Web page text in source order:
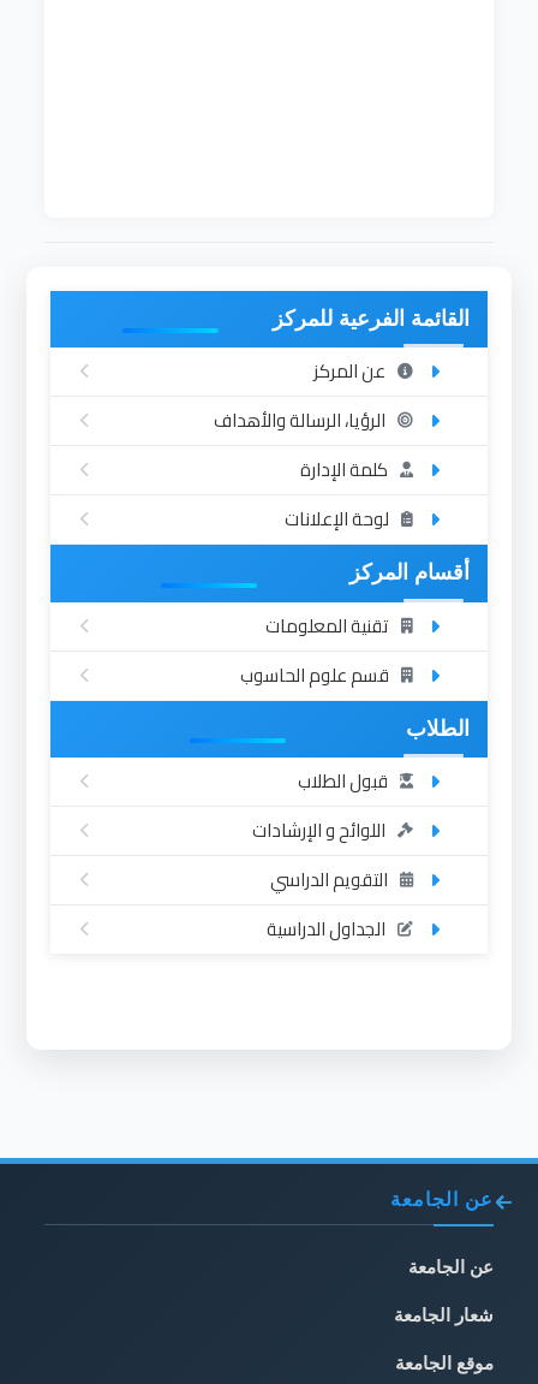
القائمة الفرعية للمركز
عن المركز
الرؤيا، الرسالة والأهداف
كلمة الإدارة
لوحة الإعلانات
أقسام المركز
تقنية المعلومات
قسم علوم الحاسوب
الطلاب
قبول الطلاب
اللوائح و الإرشادات
التقويم الدراسي
الجداول الدراسية
عن الجامعة
عن الجامعة
شعار الجامعة
موقع الجامعة